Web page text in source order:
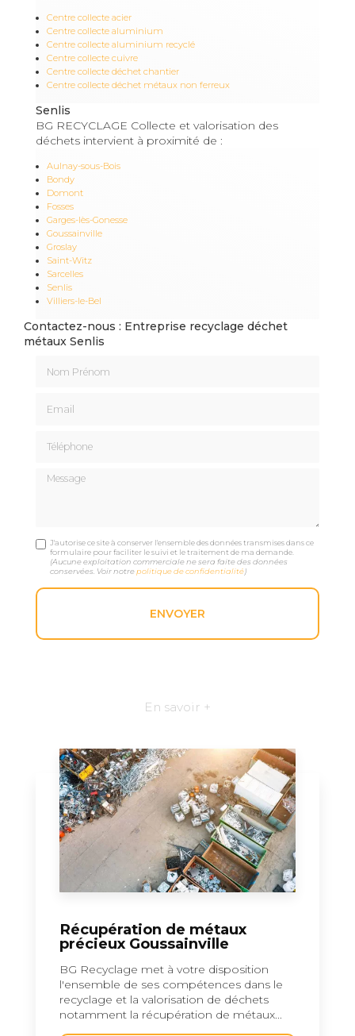
Centre collecte acier
Centre collecte aluminium
Centre collecte aluminium recyclé
Centre collecte cuivre
Centre collecte déchet chantier
Centre collecte déchet métaux non ferreux
Senlis
BG RECYCLAGE Collecte et valorisation des
déchets intervient à proximité de :
Aulnay-sous-Bois
Bondy
Domont
Fosses
Garges-lès-Gonesse
Goussainville
Groslay
Saint-Witz
Sarcelles
Senlis
Villiers-le-Bel
Contactez-nous : Entreprise recyclage déchet
métaux Senlis
Message
J'autorise ce site à conserver l'ensemble des données transmises dans ce
formulaire pour faciliter le suivi et le traitement de ma demande.
(Aucune exploitation commerciale ne sera faite des données
conservées. Voir notrepolitique de confidentialité)
En savoir +
Récupération de métaux
précieux Goussainville
BG Recyclage met à votre disposition
l'ensemble de ses compétences dans le
recyclage et la valorisation de déchets
notamment la récupération de métaux...